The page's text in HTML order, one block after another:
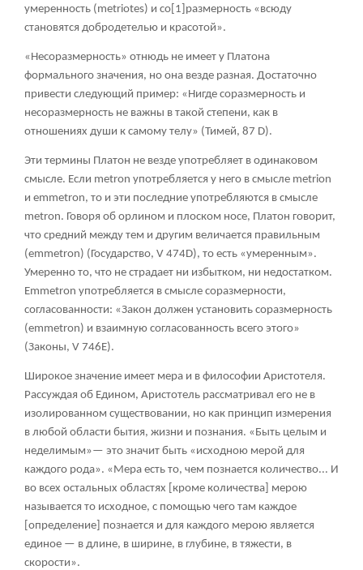
умеренность (metriotes) и со [1] размерность «всюду
становятся добродетелью и красотой».
«Несоразмерность» отнюдь не имеет у Платона
формального значения, но она везде разная. Достаточно
привести следующий пример: «Нигде соразмерность и
несоразмерность не важны в такой степени, как в
отношениях души к самому телу» (Тимей, 87 D).
Эти термины Платон не везде употребляет в одинаковом
смысле. Если metron употребляется у него в смысле metrion
и emmetron, то и эти последние употребляются в смысле
metron. Говоря об орлином и плоском носе, Платон говорит,
что средний между тем и другим величается правильным
(emmetron) (Государство, V 474D), то есть «умеренным».
Умеренно то, что не страдает ни избытком, ни недостатком.
Emmetron употребляется в смысле соразмерности,
согласованности: «Закон должен установить соразмерность
(emmetron) и взаимную согласованность всего этого»
(Законы, V 746Е).
Широкое значение имеет мера и в философии Аристотеля.
Рассуждая об Едином, Аристотель рассматривал его не в
изолированном существовании, но как принцип измерения
в любой области бытия, жизни и познания. «Быть целым и
неделимым»— это значит быть «исходною мерой для
каждого рода». «Мера есть то, чем познается количество... И
во всех остальных областях [кроме количества] мерою
называется то исходное, с помощью чего там каждое
[определение] познается и для каждого мерою является
единое — в длине, в ширине, в глубине, в тяжести, в
скорости».